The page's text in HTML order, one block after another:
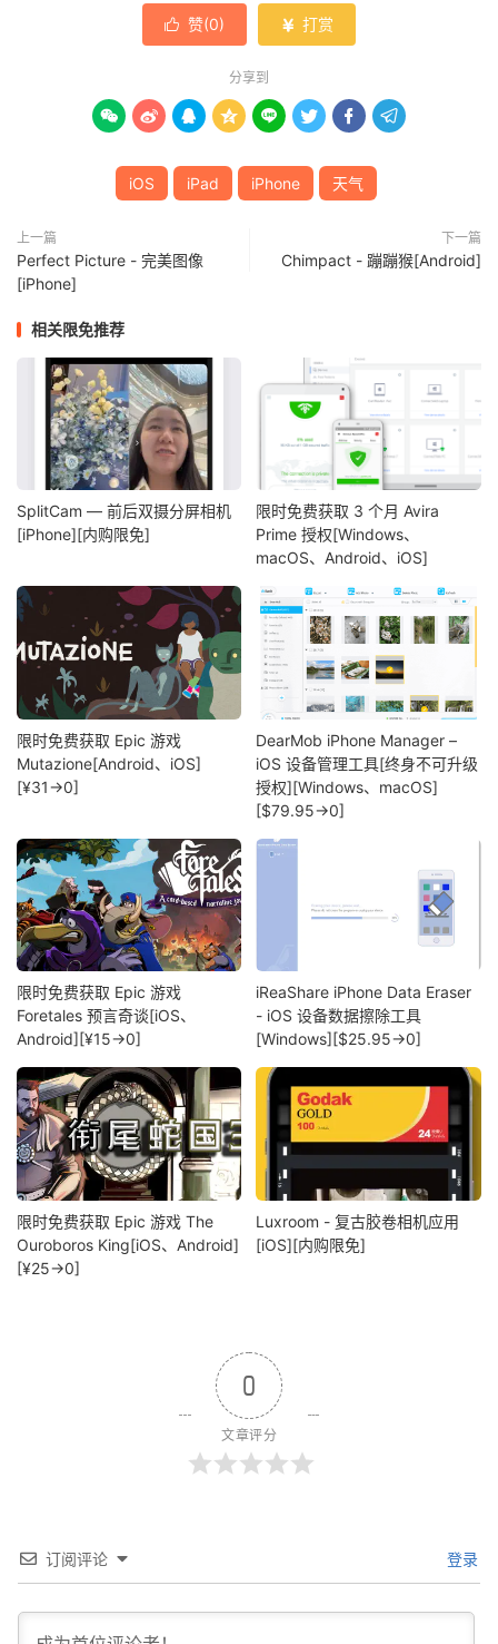
 赞(0)  打赏
分享到
       
iOS iPad iPhone 天气
上一篇
Perfect Picture - 完美图像
[iPhone]
下一篇
Chimpact - 蹦蹦猴[Android]
相关限免推荐
SplitCam — 前后双摄分屏相机
[iPhone][内购限免]
限时免费获取 3 个月 Avira
Prime 授权[Windows、
macOS、Android、iOS]
限时免费获取 Epic 游戏
Mutazione[Android、iOS]
[¥31→0]
DearMob iPhone Manager –
iOS 设备管理工具[终身不可升级
授权][Windows、macOS]
[$79.95→0]
限时免费获取 Epic 游戏
Foretales 预言奇谈[iOS、
Android][¥15→0]
iReaShare iPhone Data Eraser
- iOS 设备数据擦除工具
[Windows][$25.95→0]
限时免费获取 Epic 游戏 The
Ouroboros King[iOS、Android]
[¥25→0]
Luxroom - 复古胶卷相机应用
[iOS][内购限免]
0
文章评分
订阅评论 登录